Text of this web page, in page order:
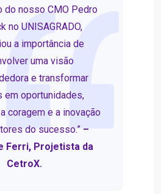
do nosso CMO Pedro
no UNISAGRADO,
a importância de
uma visão
e transformar
em oportunidades,
coragem e a inovação
do sucesso.” –
Ferri, Projetista da
CetroX.